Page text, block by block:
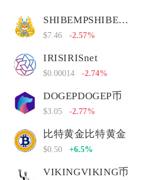
SHIBEMPSHIBEMP币
$7.46 -2.57%
IRISIRISnet
$0.00014 -2.74%
DOGEPDOGEP币
$3.05 -2.77%
比特黄金比特黄金
$0.50 +6.5%
VIKINGVIKING币